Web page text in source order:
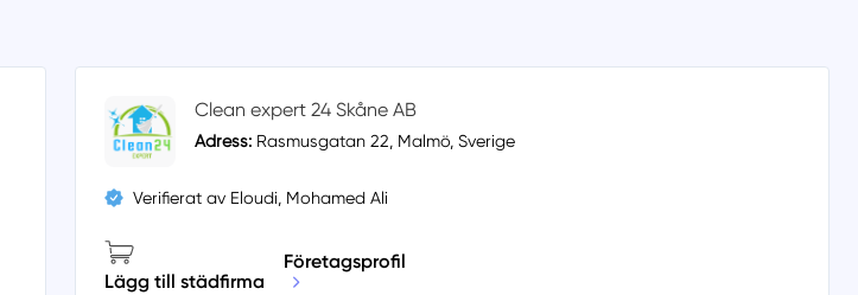
Clean expert 24 Skåne AB
Adress: Rasmusgatan 22, Malmö, Sverige
Verifierat av Eloudi, Mohamed Ali
Lägg till städfirma
Företagsprofil